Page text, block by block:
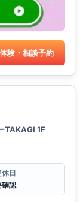
体験・相談予約
TAKAGI 1F
休日
確認